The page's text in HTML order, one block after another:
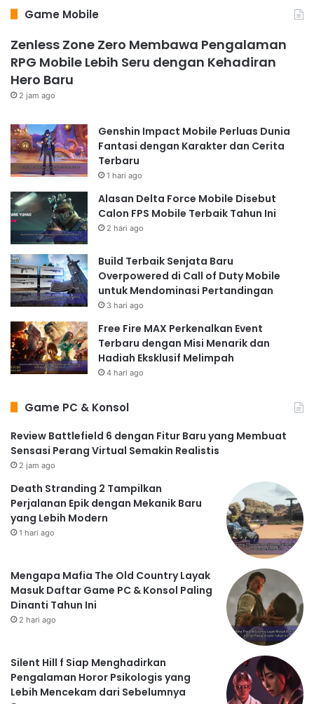
Game Mobile
Zenless Zone Zero Membawa Pengalaman
RPG Mobile Lebih Seru dengan Kehadiran
Hero Baru
2 jam ago
Genshin Impact Mobile Perluas Dunia
Fantasi dengan Karakter dan Cerita
Terbaru
1 hari ago
Alasan Delta Force Mobile Disebut
Calon FPS Mobile Terbaik Tahun Ini
2 hari ago
Build Terbaik Senjata Baru
Overpowered di Call of Duty Mobile
untuk Mendominasi Pertandingan
3 hari ago
Free Fire MAX Perkenalkan Event
Terbaru dengan Misi Menarik dan
Hadiah Eksklusif Melimpah
4 hari ago
Game PC & Konsol
Review Battlefield 6 dengan Fitur Baru yang Membuat
Sensasi Perang Virtual Semakin Realistis
2 jam ago
Death Stranding 2 Tampilkan
Perjalanan Epik dengan Mekanik Baru
yang Lebih Modern
1 hari ago
Mengapa Mafia The Old Country Layak
Masuk Daftar Game PC & Konsol Paling
Dinanti Tahun Ini
2 hari ago
Silent Hill f Siap Menghadirkan
Pengalaman Horor Psikologis yang
Lebih Mencekam dari Sebelumnya